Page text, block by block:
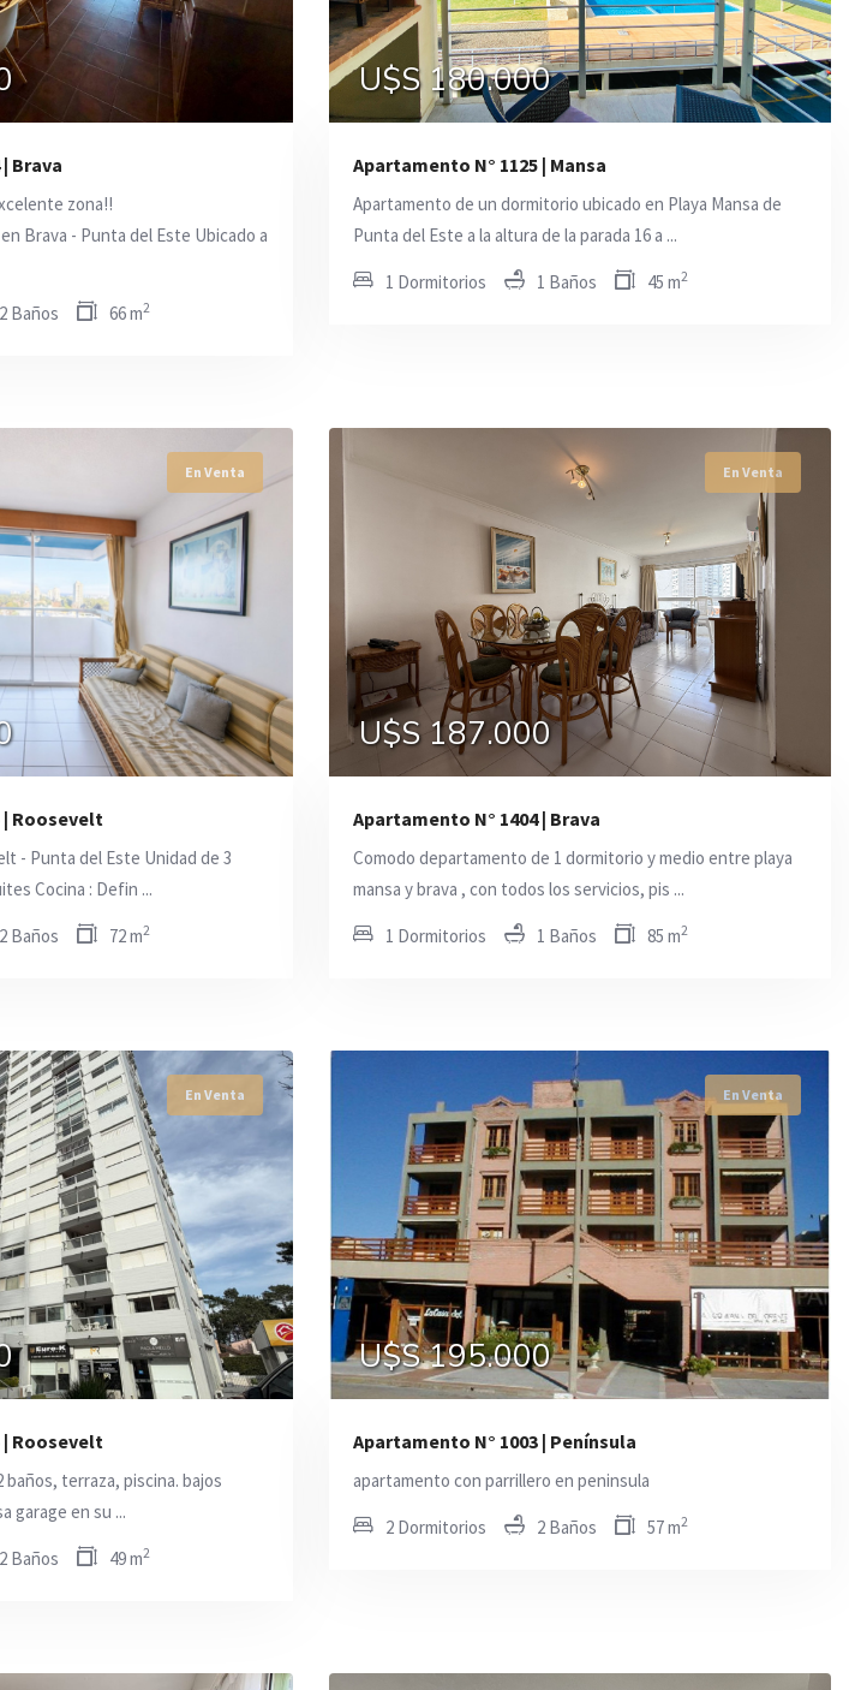
U$S 180.000
U$S 180.000
Brava
zona!!
Brava - Punta del Este Ubicado a
2 Baños 66 m2
U$S 180.000
Apartamento N° 1125 | Mansa
Apartamento de un dormitorio ubicado en Playa Mansa de
Punta del Este a la altura de la parada 16 a ...
1 Dormitorios 1 Baños 45 m2
En Venta En Venta
U$S 185.000
En Venta En Venta
U$S 185.000
| Roosevelt
- Punta del Este Unidad de 3
Cocina : Defin ...
2 Baños 72 m2
En Venta En Venta
U$S 187.000
Apartamento N° 1404 | Brava
Comodo departamento de 1 dormitorio y medio entre playa
mansa y brava , con todos los servicios, pis ...
1 Dormitorios 1 Baños 85 m2
En Venta En Venta
U$S 188.000
En Venta En Venta
U$S 195.000
| Roosevelt
terraza, piscina. bajos
garage en su ...
2 Baños 49 m2
En Venta En Venta
U$S 195.000
Apartamento N° 1003 | Península
apartamento con parrillero en peninsula
2 Dormitorios 2 Baños 57 m2